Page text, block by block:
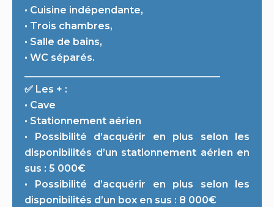
• Cuisine indépendante,
• Trois chambres,
• Salle de bains,
• WC séparés.
________________________________________
✅ Les + :
• Cave
• Stationnement aérien
• Possibilité d’acquérir en plus selon les
disponibilités d’un stationnement aérien en
sus : 5 000€
• Possibilité d’acquérir en plus selon les
disponibilités d’un box en sus : 8 000€